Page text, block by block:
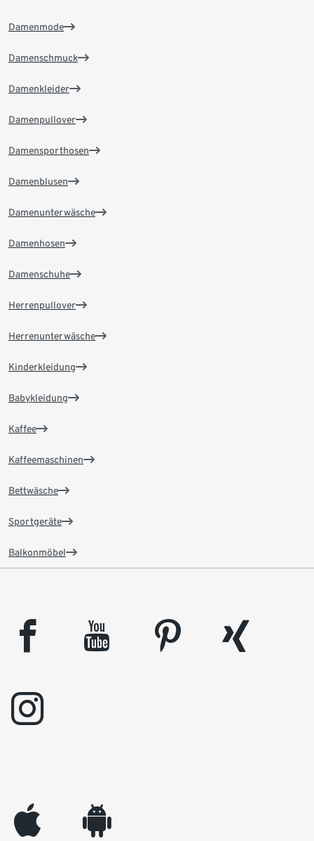
Damenmode
Damenschmuck
Damenkleider
Damenpullover
Damensporthosen
Damenblusen
Damenunterwäsche
Damenhosen
Damenschuhe
Herrenpullover
Herrenunterwäsche
Kinderkleidung
Babykleidung
Kaffee
Kaffeemaschinen
Bettwäsche
Sportgeräte
Balkonmöbel
facebook youtube pinterest
xing
instagram
appleinc android